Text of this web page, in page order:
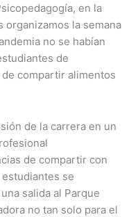
en la
la semana
no se habían
de
compartir alimentos
de la carrera en un
de compartir con
se
salida al Parque
no tan solo para el